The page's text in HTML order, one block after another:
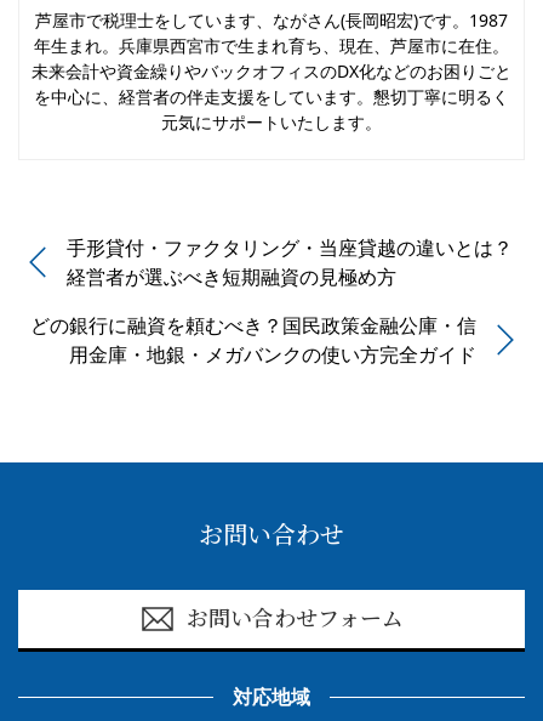
芦屋市で税理士をしています、ながさん(長岡昭宏)です。1987
年生まれ。兵庫県西宮市で生まれ育ち、現在、芦屋市に在住。
未来会計や資金繰りやバックオフィスのDX化などのお困りごと
を中心に、経営者の伴走支援をしています。懇切丁寧に明るく
元気にサポートいたします。
手形貸付・ファクタリング・当座貸越の違いとは？
経営者が選ぶべき短期融資の見極め方
どの銀行に融資を頼むべき？国民政策金融公庫・信
用金庫・地銀・メガバンクの使い方完全ガイド
お問い合わせ
お問い合わせフォーム
対応地域